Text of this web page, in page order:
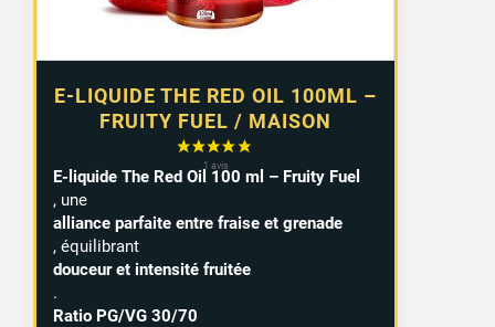
E-LIQUIDE THE RED OIL 100ML –
FRUITY FUEL / MAISON
E-liquide The Red Oil 100 ml – Fruity Fuel
, une
alliance parfaite entre fraise et grenade
, équilibrant
douceur et intensité fruitée
.
Ratio PG/VG 30/70